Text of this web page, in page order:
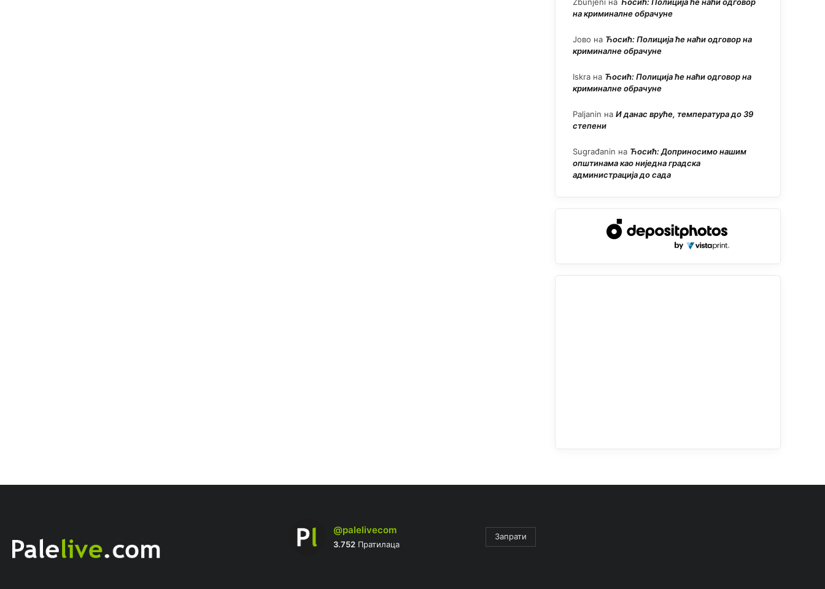
Zbunjeni на Ћосић: Полиција ће наћи одговор
на криминалне обрачуне
Јово на Ћосић: Полиција ће наћи одговор на
криминалне обрачуне
Iskra на Ћосић: Полиција ће наћи одговор на
криминалне обрачуне
Paljanin на И данас вруће, температура до 39
степени
Sugrađanin на Ћосић: Доприносимо нашим
општинама као ниједна градска
администрација до сада
@palelivecom
3.752Пратилаца
Запрати